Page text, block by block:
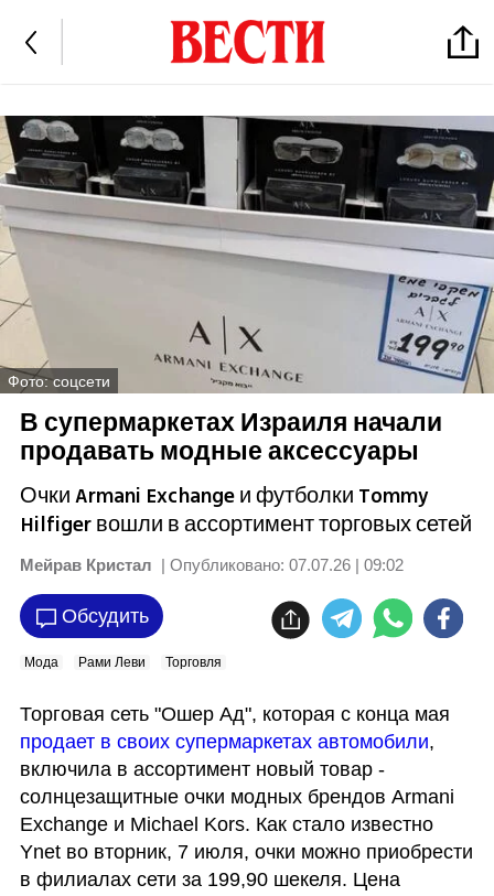
Фото: соцсети
В супермаркетах Израиля начали
продавать модные аксессуары
Очки Armani Exchange и футболки Tommy
Hilfiger вошли в ассортимент торговых сетей
Мейрав Кристал | Опубликовано: 07.07.26 | 09:02
Обсудить
Мода Рами Леви Торговля
продает в своих супермаркетах автомобили,
включила в ассортимент новый товар -
солнцезащитные очки модных брендов Armani
Exchange и Michael Kors. Как стало известно
Ynet во вторник, 7 июля, очки можно приобрести
в филиалах сети за 199,90 шекеля. Цена